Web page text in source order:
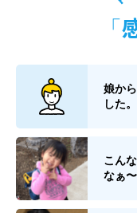
「
娘か
した。
こん
なぁ〜